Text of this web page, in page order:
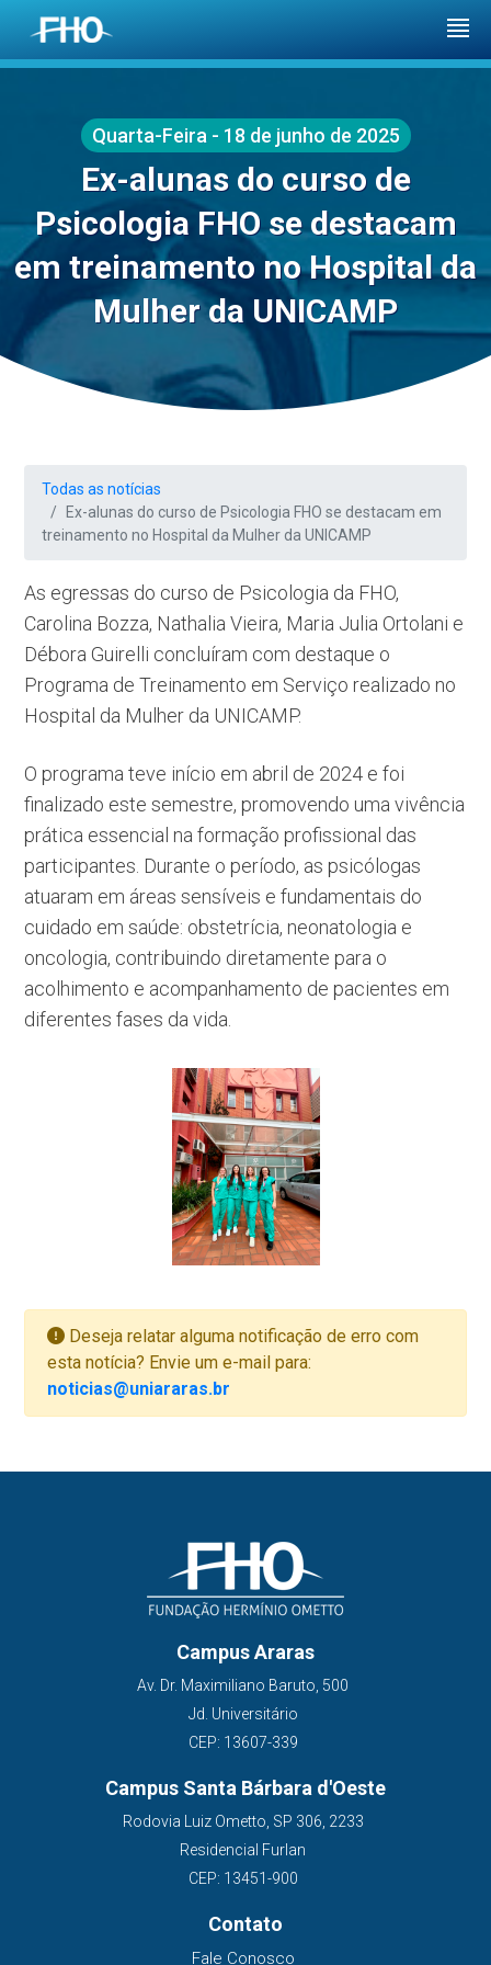
Quarta-Feira - 18 de junho de 2025
Ex-alunas do curso de
Psicologia FHO se destacam
em treinamento no Hospital da
Mulher da UNICAMP
Todas as notícias
Ex-alunas do curso de Psicologia FHO se destacam em
treinamento no Hospital da Mulher da UNICAMP
As egressas do curso de Psicologia da FHO,
Carolina Bozza, Nathalia Vieira, Maria Julia Ortolani e
Débora Guirelli concluíram com destaque o
Programa de Treinamento em Serviço realizado no
Hospital da Mulher da UNICAMP.
O programa teve início em abril de 2024 e foi
finalizado este semestre, promovendo uma vivência
prática essencial na formação profissional das
participantes. Durante o período, as psicólogas
atuaram em áreas sensíveis e fundamentais do
cuidado em saúde: obstetrícia, neonatologia e
oncologia, contribuindo diretamente para o
acolhimento e acompanhamento de pacientes em
diferentes fases da vida.
Deseja relatar alguma notificação de erro com
esta notícia? Envie um e-mail para:
noticias@uniararas.br
Campus Araras
Av. Dr. Maximiliano Baruto, 500
Jd. Universitário
CEP: 13607-339
Campus Santa Bárbara d'Oeste
Rodovia Luiz Ometto, SP 306, 2233
Residencial Furlan
CEP: 13451-900
Contato
Fale Conosco